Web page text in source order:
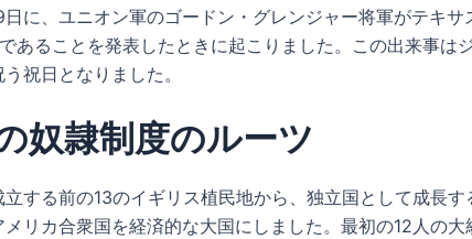
に、ユニオン軍のゴードン・グレンジャー将軍がテキ
あることを発表したときに起こりました。この出来事
祝日となりました。
奴隷制度のルーツ
する前の13のイギリス植民地から、独立国として成長
リカ合衆国を経済的な大国にしました。最初の12人の